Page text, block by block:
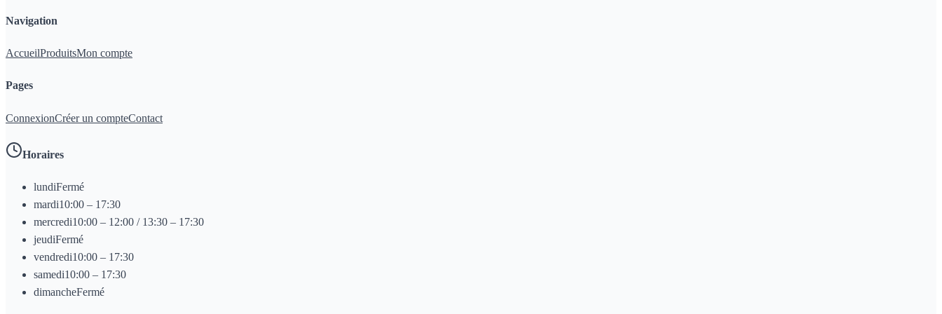
Navigation
AccueilProduitsMon compte
Pages
ConnexionCréer un compteContact
Horaires
lundiFermé
mardi10:00 – 17:30
mercredi10:00 – 12:00 / 13:30 – 17:30
jeudiFermé
vendredi10:00 – 17:30
samedi10:00 – 17:30
dimancheFermé